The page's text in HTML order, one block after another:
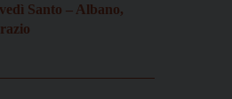
Santo – Albano,